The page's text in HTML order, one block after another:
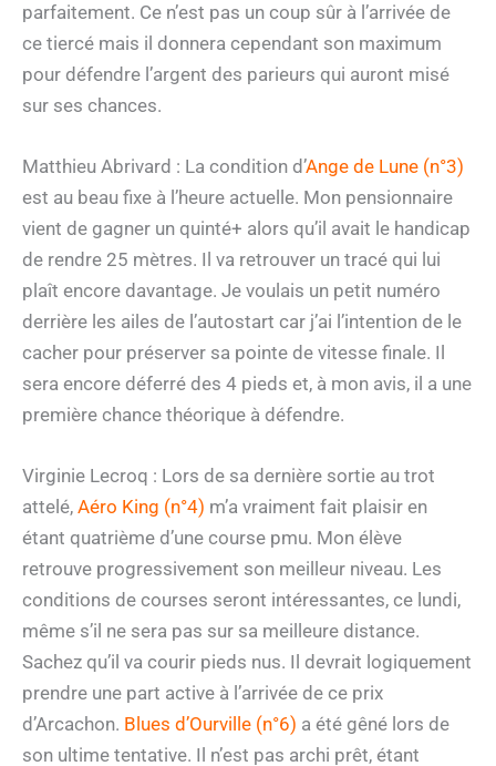
parfaitement. Ce n’est pas un coup sûr à l’arrivée de
ce tiercé mais il donnera cependant son maximum
pour défendre l’argent des parieurs qui auront misé
sur ses chances.
Matthieu Abrivard : La condition d’Ange de Lune (n°3)
est au beau fixe à l’heure actuelle. Mon pensionnaire
vient de gagner un quinté+ alors qu’il avait le handicap
de rendre 25 mètres. Il va retrouver un tracé qui lui
plaît encore davantage. Je voulais un petit numéro
derrière les ailes de l’autostart car j’ai l’intention de le
cacher pour préserver sa pointe de vitesse finale. Il
sera encore déferré des 4 pieds et, à mon avis, il a une
première chance théorique à défendre.
Virginie Lecroq : Lors de sa dernière sortie au trot
attelé, Aéro King (n°4) m’a vraiment fait plaisir en
étant quatrième d’une course pmu. Mon élève
retrouve progressivement son meilleur niveau. Les
conditions de courses seront intéressantes, ce lundi,
même s’il ne sera pas sur sa meilleure distance.
Sachez qu’il va courir pieds nus. Il devrait logiquement
prendre une part active à l’arrivée de ce prix
d’Arcachon. Blues d’Ourville (n°6) a été gêné lors de
son ultime tentative. Il n’est pas archi prêt, étant